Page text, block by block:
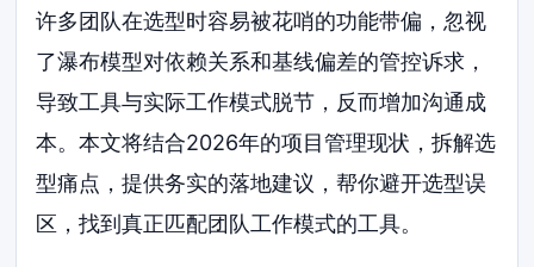
许多团队在选型时容易被花哨的功能带偏，忽视
了瀑布模型对依赖关系和基线偏差的管控诉求，
导致工具与实际工作模式脱节，反而增加沟通成
本。本文将结合2026年的项目管理现状，拆解选
型痛点，提供务实的落地建议，帮你避开选型误
区，找到真正匹配团队工作模式的工具。